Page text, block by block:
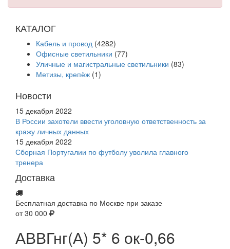
КАТАЛОГ
Кабель и провод (4282)
Офисные светильники (77)
Уличные и магистральные светильники (83)
Метизы, крепёж (1)
Новости
15 декабря 2022
В России захотели ввести уголовную ответственность за
кражу личных данных
15 декабря 2022
Сборная Португалии по футболу уволила главного
тренера
Доставка
Бесплатная доставка по Москве при заказе
от 30 000
АВВГнг(А) 5* 6 ок-0,66